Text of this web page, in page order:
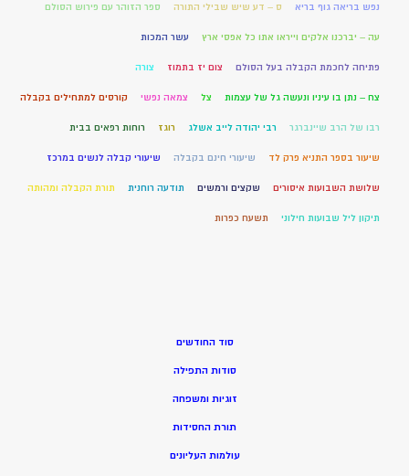
נפש בריאה גוף בריא ס – דע שיש שבילי התורה ספר הזוהר עם פירוש הסולם
עה – יברכנו אלקים וייראו אתו כל אפסי ארץ עשר המכות
פתיחה לחכמת הקבלה בעל הסולם צום יז בתמוז צורה
צח – נתן בו עיניו ונעשה גל של עצמות צל צמאה נפשי קורסים למתחילים בקבלה
רבו של הרב שיינברגר רבי יהודה לייב אשלג רוגז רוחות רפאים בבית
שיעור בספר התניא פרק לד שיעורי חינם בקבלה שיעורי קבלה לנשים במרכז
שלושת השבועות איסורים שקצים ורמשים תודעה רוחנית תורת הקבלה ומהותה
תיקון ליל שבועות חילוני תשעח כפרות
סוד החודשים
סודות התפילה
זוגיות ומשפחה
תורת החסידות
עולמות העליונים